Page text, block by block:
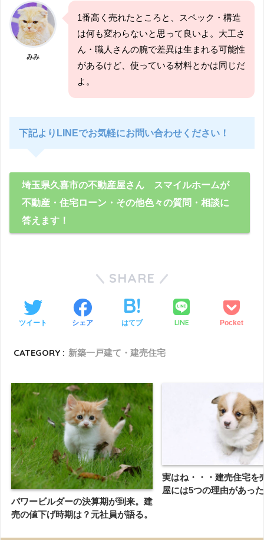
みみ
1番高く売れたところと、スペック・構造
は何も変わらないと思って良いよ。大工さ
ん・職人さんの腕で差異は生まれる可能性
があるけど、使っている材料とかは同じだ
よ。
下記よりLINEでお気軽にお問い合わせください！
埼玉県久喜市の不動産屋さん スマイルホームが
不動産・住宅ローン・その他色々の質問・相談に
答えます！
SHARE
ツイート シェア はてブ LINE Pocket
CATEGORY : 新築一戸建て・建売住宅
パワービルダーの決算期が到来。建
売の値下げ時期は？元社員が語る。
実はね・・・建売住宅を
屋には5つの理由があっ